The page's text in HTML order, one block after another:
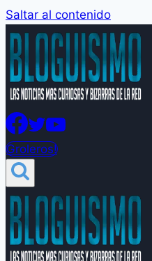
Saltar al contenido
Groleros!